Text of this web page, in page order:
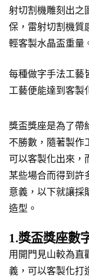
射切割機雕刻出之
保，雷射切割機質
輕客製水晶盃重量
每種做字手法工藝
工藝便能達到客製
獎盃獎座是為了帶
不勝數，隨著製作
可以客製化出來，
某些場合而得到許
意義，以下就讓採
造型。
1.獎盃獎座數
用開門見山較為直
義，可以客製化打